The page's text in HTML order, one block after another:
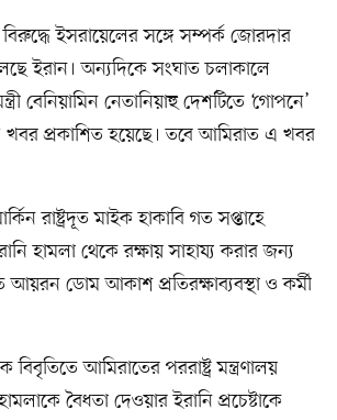
ইসরায়েলের সঙ্গে সম্পর্ক জোরদার
ইরান। অন্যদিকে সংঘাত চলাকালে
বেনিয়ামিন নেতানিয়াহু দেশটিতে ‘গোপনে’
প্রকাশিত হয়েছে। তবে আমিরাত এ খবর
রাষ্ট্রদূত মাইক হাকাবি গত সপ্তাহে
হামলা থেকে রক্ষায় সাহায্য করার জন্য
ডোম আকাশ প্রতিরক্ষাব্যবস্থা ও কর্মী
আমিরাতের পররাষ্ট্র মন্ত্রণালয়
বৈধতা দেওয়ার ইরানি প্রচেষ্টাকে